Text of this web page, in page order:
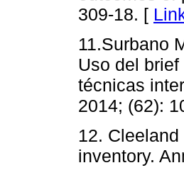
309-18. [
11.Surbano
Uso del
técnicas
2014; (62):
12.
inventory.